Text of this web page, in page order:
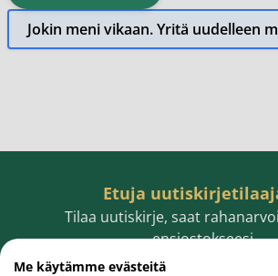
tuotteita
Jokin meni vikaan. Yritä uudelleen
Etuja
Tilaa uutiskirje, saat
ensiostokseesi.
Me käytämme evästeitä